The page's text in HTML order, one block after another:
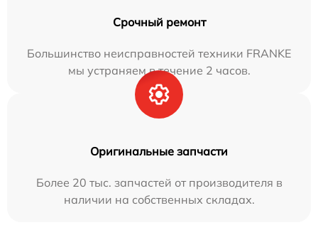
Срочный ремонт
Большинство неисправностей техники FRANKE
мы устраняем в течение 2 часов.
Оригинальные запчасти
Более 20 тыс. запчастей от производителя в
наличии на собственных складах.